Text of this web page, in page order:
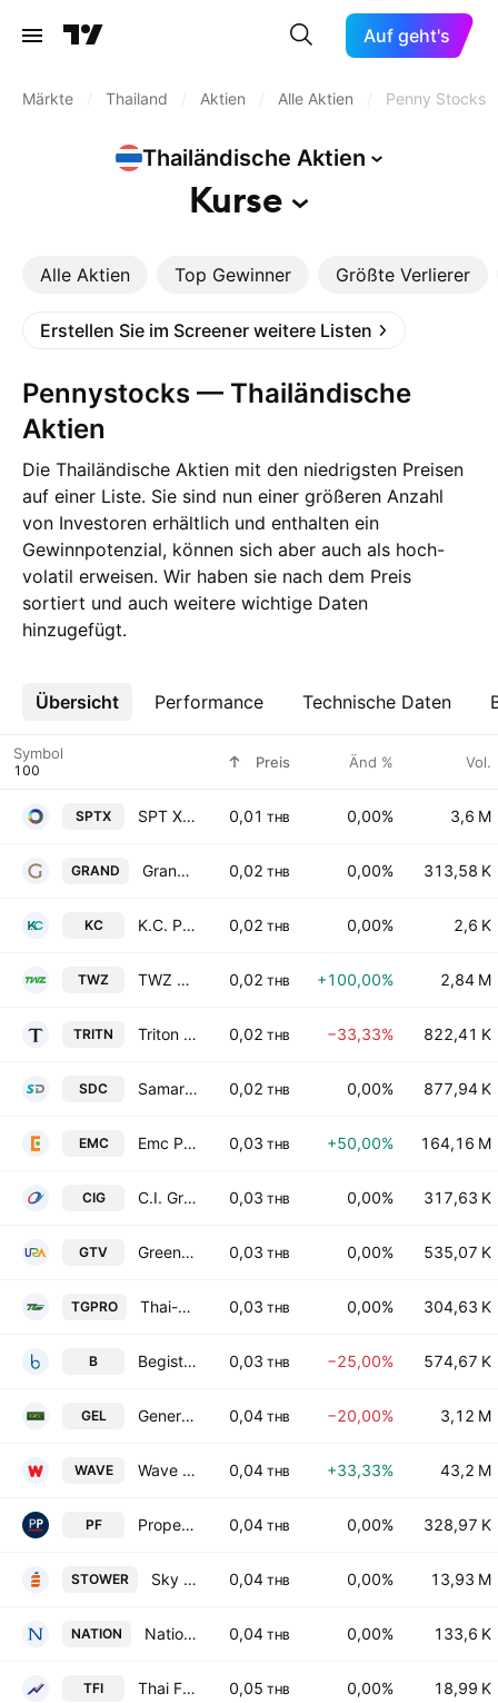
Auf geht's
Märkte Thailand Aktien Alle Aktien Penny Stocks
Thailändische Aktien
Kurse
Alle Aktien Top Gewinner Größte Verlierer
Erstellen Sie im Screener weitere Listen
Pennystocks — Thailändische
Aktien
Die Thailändische Aktien mit den niedrigsten Preisen
auf einer Liste. Sie sind nun einer größeren Anzahl
von Investoren erhältlich und enthalten ein
Gewinnpotenzial, können sich aber auch als hoch-
volatil erweisen. Wir haben sie nach dem Preis
sortiert und auch weitere wichtige Daten
hinzugefügt.
Übersicht Performance Technische Daten
Mehr
Symbol Preis Änd % Vol.
SPTX SPT X Public Company Limited 0,01 THB 0,00% 3,6 M
GRAND Grande Asset Hotels & Property Public Co. Ltd. 0,02 THB 0,00% 313,58 K
KC K.C. Property Public Co., Ltd. 0,02 THB 0,00% 2,6 K
TWZ TWZ Corp. Public Co. Ltd. 0,02 THB +100,00% 2,84 M
TRITN Triton Holding Public Co. Ltd. 0,02 THB −33,33% 822,41 K
SDC Samart Digital Public Company Ltd 0,02 THB 0,00% 877,94 K
EMC Emc Public Company Limited 0,03 THB +50,00% 164,16 M
CIG C.I. Group Public Co. Ltd. 0,03 THB 0,00% 317,63 K
GTV Green Tech Ventures Public Company Limited 0,03 THB 0,00% 535,07 K
TGPRO Thai-German Products Public Co. Ltd. 0,03 THB 0,00% 304,63 K
B Begistics Public Co. Ltd. 0,03 THB −25,00% 574,67 K
GEL General Engineering Public Co., Ltd. 0,04 THB −20,00% 3,12 M
WAVE Wave Exponential Public Company Limited 0,04 THB +33,33% 43,2 M
PF Property Perfect Public Co. Ltd. 0,04 THB 0,00% 328,97 K
STOWER Sky Tower Public Co Limited 0,04 THB 0,00% 13,93 M
NATION Nation Group (Thailand) Public Company Limited 0,04 THB 0,00% 133,6 K
TFI Thai Future Inc Pub Co Ltd. 0,05 THB 0,00% 18,99 K